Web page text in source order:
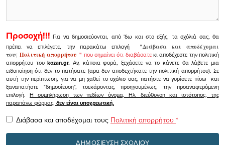
Προσοχή!!! Για να δημοσιεύονται, από 'δω και στο εξής, τα σχόλιά σας, θα
πρέπει να επιλέγετε, την παρακάτω επιλογή
"Διάβασα και αποδέχομαι
τουςΠολιτική απορρήτου" που σημαίνει ότι διαβάσατεκι αποδέχεστε την πολιτική
απορρήτου τουkozan.gr. Αν, κάποια φορά, ξεχάσετε να το κάνετε θα λάβετε μια
ειδοποίηση ότι δεν το πατήσατε (αρα δεν αποδεχτήκατε την πολιτική απορρήτου). Σε
αυτή την περίπτωση, για να μη χαθεί το σχόλιο σας, πατήστε να γυρίσετε πίσω και
ξαναπατήστε "δημοσίευση", τσεκάροντας, προηγουμένως, την προαναφερόμενη
επιλογή.Η συμπλήρωση των πεδίων όνομα, Ηλ. διεύθυνση και ιστότοπος, της
παραπάνω φόρμας, δεν είναι υποχρεωτική.
Διάβασα και αποδέχομαι τους Πολιτική απορρήτου *